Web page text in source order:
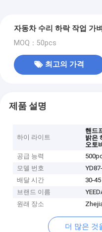
자동차 수리 하락 작업 가
MOQ：50pcs
최고의 가격
제품 설명
하이 라이트
핸드
밝은
오토
공급 능력
모델 번호
배달 시간
30-45
브랜드 이름
원래 장소
더 많은 것